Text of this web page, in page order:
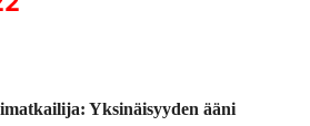
Yksinäisyyden ääni